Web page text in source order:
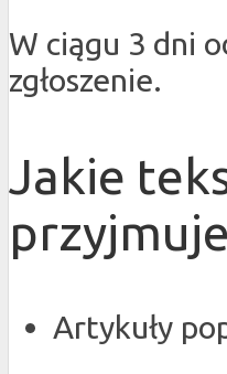
W ciągu 3 dni
zgłoszenie.
Jakie
Artykuły